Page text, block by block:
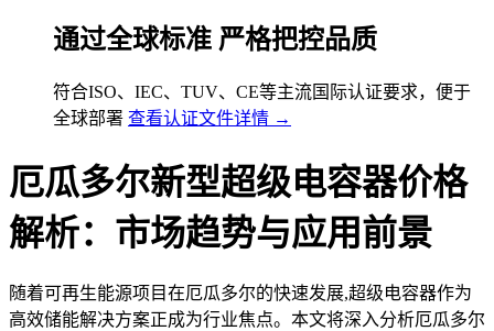
通过全球标准 严格把控品质
符合ISO、IEC、TUV、CE等主流国际认证要求，便于
全球部署 查看认证文件详情 →
厄瓜多尔新型超级电容器价格
解析：市场趋势与应用前景
随着可再生能源项目在厄瓜多尔的快速发展,超级电容器作为
高效储能解决方案正成为行业焦点。本文将深入分析厄瓜多尔